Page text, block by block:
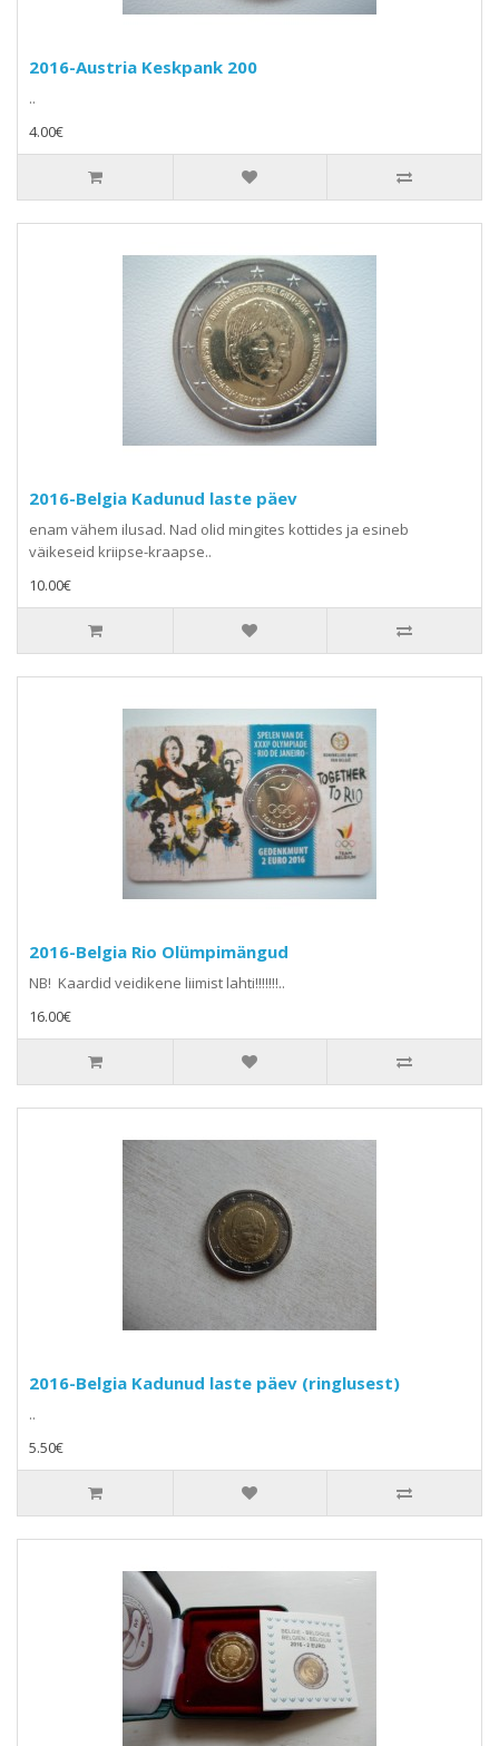
2016-Austria Keskpank 200
..
4.00€
2016-Belgia Kadunud laste päev
enam vähem ilusad. Nad olid mingites kottides ja esineb
väikeseid kriipse-kraapse..
10.00€
2016-Belgia Rio Olümpimängud
NB! Kaardid veidikene liimist lahti!!!!!!!..
16.00€
2016-Belgia Kadunud laste päev (ringlusest)
..
5.50€